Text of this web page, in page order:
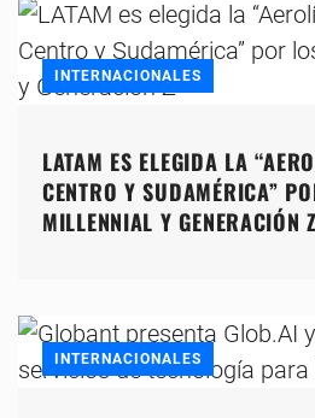
INTERNACIONALES
LATAM ES ELEGIDA LA
CENTRO Y SUDAMÉRICA”
MILLENNIAL Y GENERACIÓN Z
INTERNACIONALES